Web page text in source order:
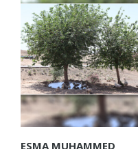
ESMA MUHAMMED